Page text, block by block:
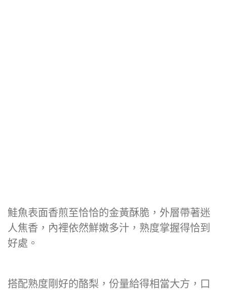
鮭魚表面香煎至恰恰的金黃酥脆，外層帶著迷
人焦香，內裡依然鮮嫩多汁，熟度掌握得恰到
好處。
搭配熟度剛好的酪梨，份量給得相當大方，口